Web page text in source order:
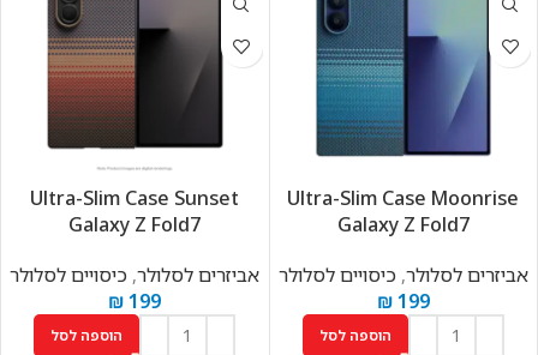
Ultra-Slim Case Moonrise
Galaxy Z Fold7
אביזרים לסלולר,כיסויים לסלולר
₪199
הוספה לסל
Ultra-Slim Case Sunset
Galaxy Z Fold7
אביזרים לסלולר, כיסויים לסלולר
₪199
הוספה לסל